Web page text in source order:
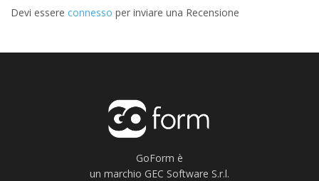
Devi essere connesso per inviare una Recensione
GoForm è
un marchio GEC Software S.r.l.